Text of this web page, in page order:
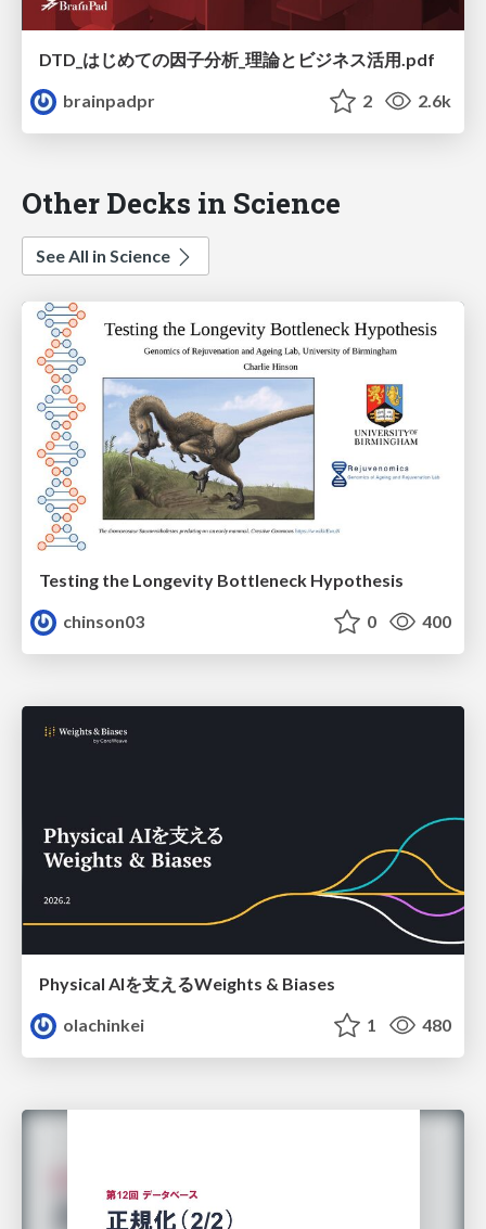
DTD_はじめての因子分析_理論とビジネス活用.pdf
brainpadpr
2 2.6k
Other Decks in Science
See All in Science
Testing the Longevity Bottleneck Hypothesis
chinson03
0 400
Physical AIを支えるWeights & Biases
olachinkei
1 480